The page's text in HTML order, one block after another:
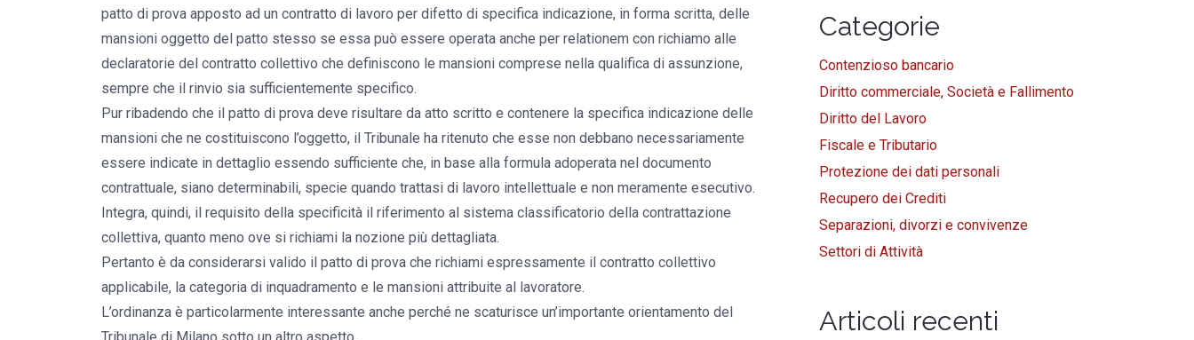
patto di prova apposto ad un contratto di lavoro per difetto di specifica indicazione, in forma scritta, delle
mansioni oggetto del patto stesso se essa può essere operata anche per relationem con richiamo alle
declaratorie del contratto collettivo che definiscono le mansioni comprese nella qualifica di assunzione,
sempre che il rinvio sia sufficientemente specifico.
Pur ribadendo che il patto di prova deve risultare da atto scritto e contenere la specifica indicazione delle
mansioni che ne costituiscono l’oggetto, il Tribunale ha ritenuto che esse non debbano necessariamente
essere indicate in dettaglio essendo sufficiente che, in base alla formula adoperata nel documento
contrattuale, siano determinabili, specie quando trattasi di lavoro intellettuale e non meramente esecutivo.
Integra, quindi, il requisito della specificità il riferimento al sistema classificatorio della contrattazione
collettiva, quanto meno ove si richiami la nozione più dettagliata.
Pertanto è da considerarsi valido il patto di prova che richiami espressamente il contratto collettivo
applicabile, la categoria di inquadramento e le mansioni attribuite al lavoratore.
L’ordinanza è particolarmente interessante anche perché ne scaturisce un’importante orientamento del
Categorie
Contenzioso bancario
Diritto commerciale, Società e Fallimento
Diritto del Lavoro
Fiscale e Tributario
Protezione dei dati personali
Recupero dei Crediti
Separazioni, divorzi e convivenze
Settori di Attività
Articoli recenti